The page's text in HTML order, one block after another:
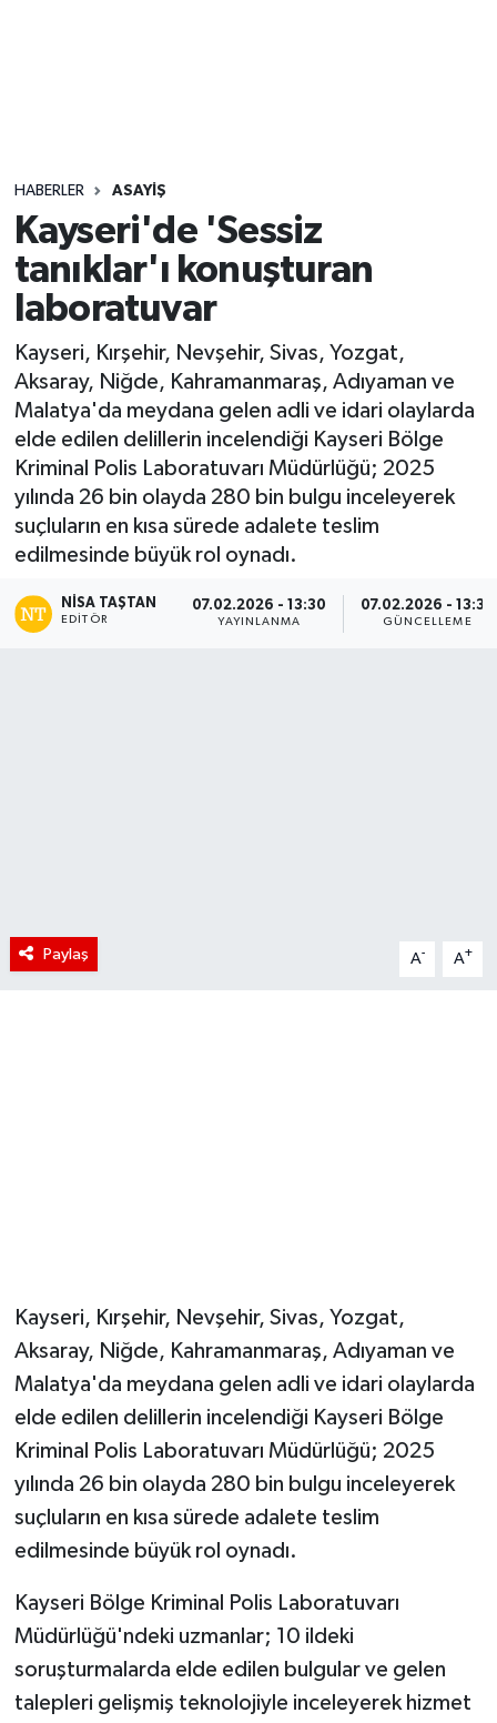
HABERLER ASAYIŞ
Kayseri'de 'Sessiz
tanıklar'ı konuşturan
laboratuvar
Kayseri, Kırşehir, Nevşehir, Sivas, Yozgat,
Aksaray, Niğde, Kahramanmaraş, Adıyaman ve
Malatya'da meydana gelen adli ve idari olaylarda
elde edilen delillerin incelendiği Kayseri Bölge
Kriminal Polis Laboratuvarı Müdürlüğü; 2025
yılında 26 bin olayda 280 bin bulgu inceleyerek
suçluların en kısa sürede adalete teslim
edilmesinde büyük rol oynadı.
NISA TAŞTAN
EDITÖR
07.02.2026 - 13:30
YAYINLANMA
07.02.2026 - 13:32
GÜNCELLEME
Paylaş A- A+
Kayseri, Kırşehir, Nevşehir, Sivas, Yozgat,
Aksaray, Niğde, Kahramanmaraş, Adıyaman ve
Malatya'da meydana gelen adli ve idari olaylarda
elde edilen delillerin incelendiği Kayseri Bölge
Kriminal Polis Laboratuvarı Müdürlüğü; 2025
yılında 26 bin olayda 280 bin bulgu inceleyerek
suçluların en kısa sürede adalete teslim
edilmesinde büyük rol oynadı.
Kayseri Bölge Kriminal Polis Laboratuvarı
Müdürlüğü'ndeki uzmanlar; 10 ildeki
soruşturmalarda elde edilen bulgular ve gelen
talepleri gelişmiş teknolojiyle inceleyerek hizmet
Yaşam